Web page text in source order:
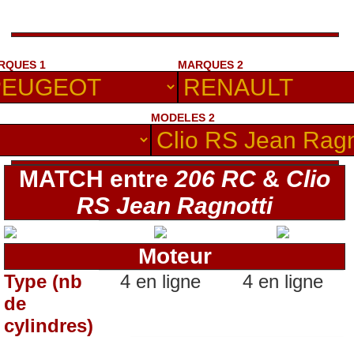
1 MARQUES 2
MODELES 2
MATCH entre206 RC & Clio
RS Jean Ragnotti
Moteur
Type (nb
de
cylindres)
4 en ligne 4 en ligne